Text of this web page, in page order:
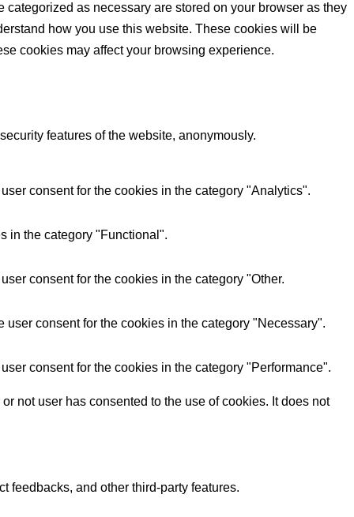
as necessary are stored on your browser as they
how you use this website. These cookies will be
cookies may affect your browsing experience.
features of the website, anonymously.
consent for the cookies in the category "Analytics".
in the category "Functional".
consent for the cookies in the category "Other.
consent for the cookies in the category "Necessary".
consent for the cookies in the category "Performance".
not user has consented to the use of cookies. It does not
feedbacks, and other third-party features.